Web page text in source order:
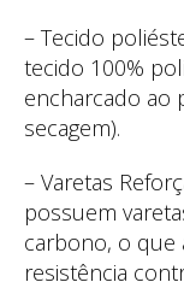
– Tecido
tecido 100%
encharcado ao
secagem).
– Varetas
possuem
carbono, o que
resistência